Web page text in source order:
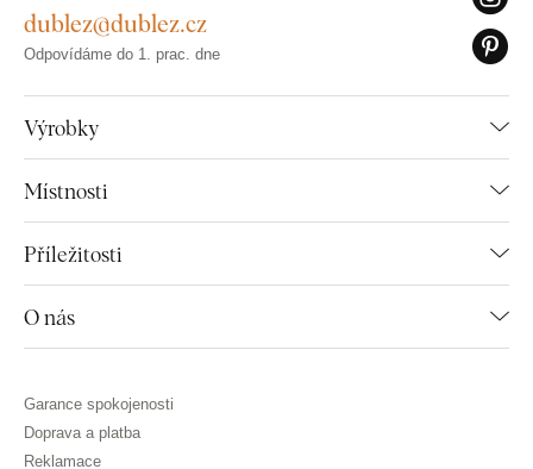
Výrobky
Místnosti
Příležitosti
O nás
dublez@dublez.cz
Odpovídáme do 1. prac. dne
Garance spokojenosti
Doprava a platba
Reklamace